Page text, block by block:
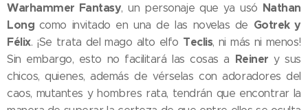
Warhammer Fantasy, un personaje que ya usó Nathan
Long como invitado en una de las novelas de Gotrek y
Félix. ¡Se trata del mago alto elfo Teclis, ni más ni menos!
Sin embargo, esto no facilitará las cosas a Reiner y sus
chicos, quienes, además de vérselas con adoradores del
caos, mutantes y hombres rata, tendrán que encontrar la